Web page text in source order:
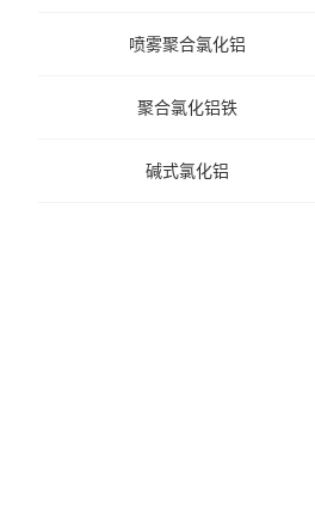
喷雾聚合氯化铝
聚合氯化铝铁
碱式氯化铝